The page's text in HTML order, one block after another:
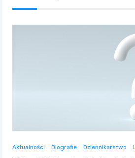
Aktualności Biografie Dziennikarstwo